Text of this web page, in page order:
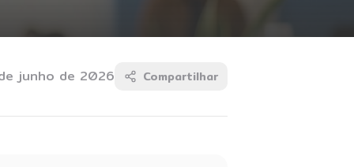
junho de 2026 Compartilhar